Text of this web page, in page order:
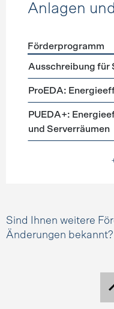
Anlagen
Förderprogramme
Förderprogramm
Ausschreibung für
ProEDA:
PUEDA+:
und Serverräumen
Sind Ihnen weitere
Änderungen bekannt?